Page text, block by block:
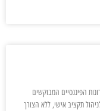
הפיננסיים המבוקשים
תקציב אישי, ללא הצורך